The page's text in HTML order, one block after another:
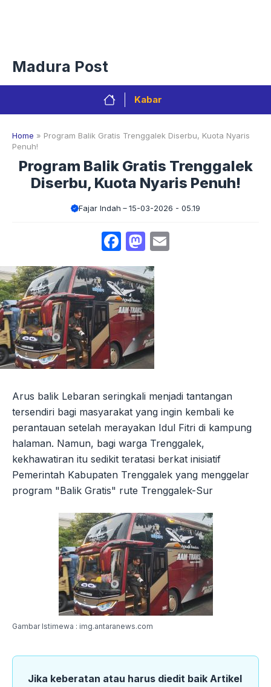
Madura Post
Kabar
Home » Program Balik Gratis Trenggalek Diserbu, Kuota Nyaris
Penuh!
Program Balik Gratis Trenggalek
Diserbu, Kuota Nyaris Penuh!
Fajar Indah 15-03-2026 - 05.19
Facebook
Mastodon
Arus balik Lebaran seringkali menjadi tantangan
tersendiri bagi masyarakat yang ingin kembali ke
perantauan setelah merayakan Idul Fitri di kampung
halaman. Namun, bagi warga Trenggalek,
kekhawatiran itu sedikit teratasi berkat inisiatif
Pemerintah Kabupaten Trenggalek yang menggelar
program "Balik Gratis" rute Trenggalek-Sur
Gambar Istimewa : img.antaranews.com
Jika keberatan atau harus diedit baik Artikel